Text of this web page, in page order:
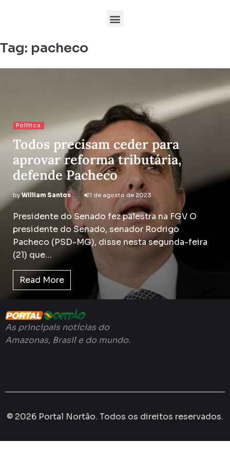
Tag: pacheco
Política
Todos precisam ceder para
aprovar reforma tributária,
defende Pacheco
byWilliam Santos 21 de agosto de 2023
Presidente do Senado fez palestra na FGV O
presidente do Senado, senador Rodrigo
Pacheco (PSD-MG), disse nesta segunda-feira
(21) que…
Read More
As principais notícias do
Amazonas, Brasil e do mundo.
© 2026 Portal Nortão. Todos os direitos reservados.